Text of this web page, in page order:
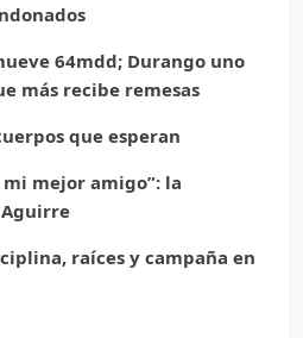
64mdd; Durango uno
más recibe remesas
que esperan
mejor amigo”: la
raíces y campaña en